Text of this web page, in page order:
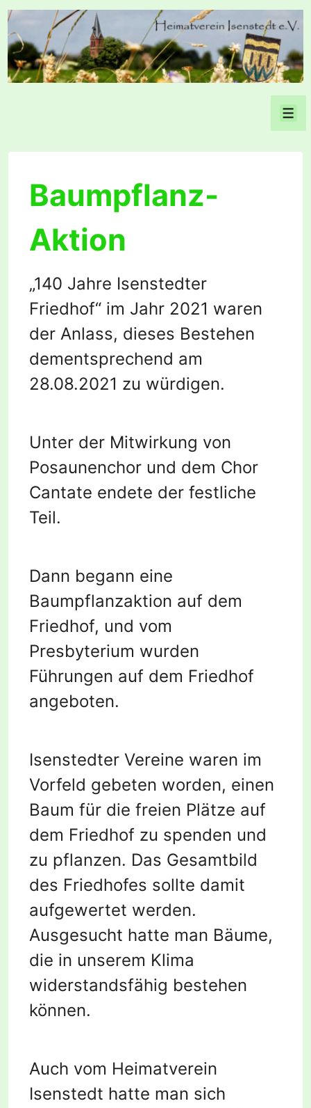
↓
Zum
Inhalt
Baumpflanz-
Aktion
„140 Jahre Isenstedter
Friedhof“ im Jahr 2021 waren
der Anlass, dieses Bestehen
dementsprechend am
28.08.2021 zu würdigen.
Unter der Mitwirkung von
Posaunenchor und dem Chor
Cantate endete der festliche
Teil.
Dann begann eine
Baumpflanzaktion auf dem
Friedhof, und vom
Presbyterium wurden
Führungen auf dem Friedhof
angeboten.
Isenstedter Vereine waren im
Vorfeld gebeten worden, einen
Baum für die freien Plätze auf
dem Friedhof zu spenden und
zu pflanzen. Das Gesamtbild
des Friedhofes sollte damit
aufgewertet werden.
Ausgesucht hatte man Bäume,
die in unserem Klima
widerstandsfähig bestehen
können.
Auch vom Heimatverein
Isenstedt hatte man sich